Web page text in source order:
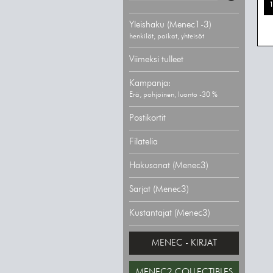
Yleishaku (Menec1-3)
henkilöt, paikat, yhteisöt
Viimeksi tulleet
Kampanja:
Erä, pohjoinen, luonto -30 %
Postikortit
Filatelia
Hakusanat (Menec3)
Sarjat (Menec3)
Kustantajat (Menec3)
MENEC - KIRJAT